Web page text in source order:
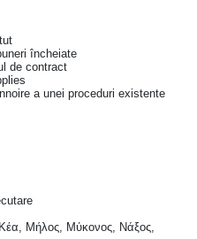
încheiate
de contract
a unei proceduri existente
Μήλος, Μύκονος, Νάξος,